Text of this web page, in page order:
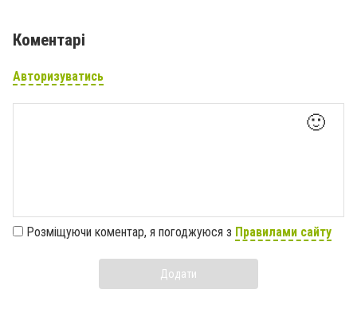
Коментарі
Авторизуватись
🙂
Розміщуючи коментар, я погоджуюся з Правилами сайту
Додати